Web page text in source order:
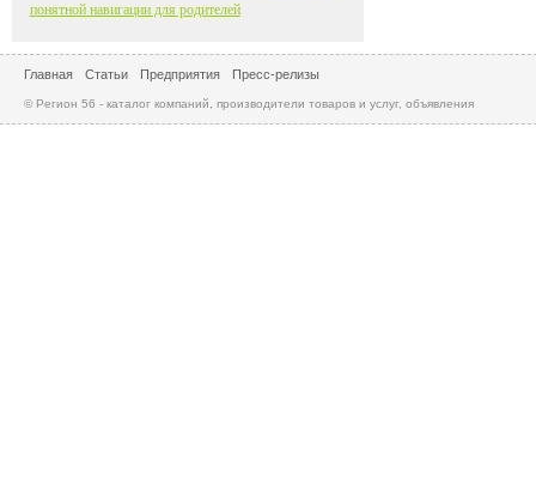
понятной навигации для родителей
Главная Статьи Предприятия Пресс-релизы
© Регион 56 - каталог компаний, производители товаров и услуг, объявления